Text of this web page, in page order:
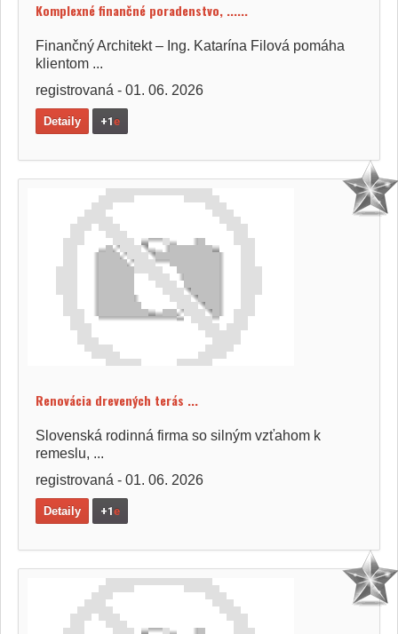
Komplexné finančné poradenstvo, ......
Finančný Architekt – Ing. Katarína Filová pomáha
klientom ...
registrovaná - 01. 06. 2026
Detaily +1e
Renovácia drevených terás ...
Slovenská rodinná firma so silným vzťahom k
remeslu, ...
registrovaná - 01. 06. 2026
Detaily +1e